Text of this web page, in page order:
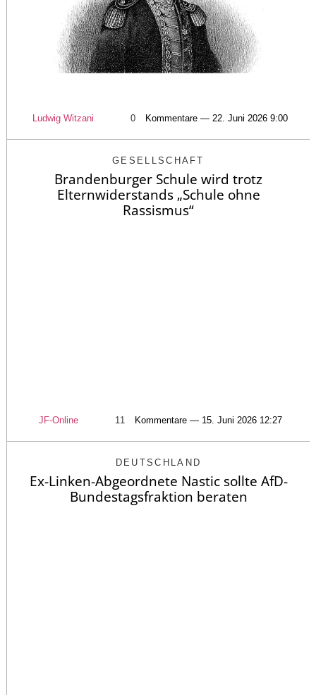
Ludwig Witzani 0 Kommentare — 22. Juni 2026 9:00
GESELLSCHAFT
Brandenburger Schule wird trotz
Elternwiderstands „Schule ohne
Rassismus“
JF-Online 11 Kommentare — 15. Juni 2026 12:27
DEUTSCHLAND
Ex-Linken-Abgeordnete Nastic sollte AfD-
Bundestagsfraktion beraten